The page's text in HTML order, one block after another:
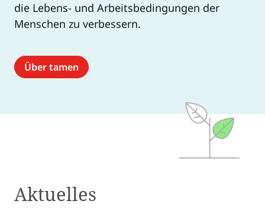
die Lebens- und Arbeitsbedingungen der
Menschen zu verbessern.
Über tamen
Aktuelles